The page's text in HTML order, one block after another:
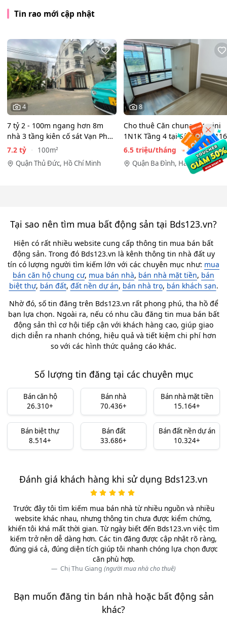
Tin rao mới cập nhật
4
7 tỷ 2 - 100m ngang hơn 8m
nhà 3 tầng kiên cố sát Vạn Phúc
City - HẺM XE HƠI…
7.2 tỷ
100m²
Quận Thủ Đức, Hồ Chí Minh
8
Cho thuê Căn chung cư mini
1N1K Tầng 4 tại Số 98 ngõ 116
Phan Kế Bính, Ba Đình.…
6.5 triệu/tháng
50m²
Quận Ba Đình, Hà Nội
Tại sao nên tìm mua bất động sản tại Bds123.vn?
Hiện có rất nhiều website cung cấp thông tin mua bán bất
động sản. Trong đó Bds123.vn là kênh thông tin nhà đất uy
tín có lượng người tìm kiếm lớn với các chuyên mục như: mua
bán căn hộ chung cư, mua bán nhà, bán nhà mặt tiền, bán
biệt thự, bán đất, đất nền dự án, bán nhà trọ, bán khách sạn.
Nhờ đó, số tin đăng trên Bds123.vn rất phong phú, tha hồ để
bạn lựa chọn. Ngoài ra, nếu có nhu cầu đăng tin mua bán bất
động sản thì cơ hội tiếp cận với khách hàng cao, giúp giao
dịch diễn ra nhanh chóng, hiệu quả và tiết kiệm chi phí hơn
so với các hình thức quảng cáo khác.
Số lượng tin đăng tại các chuyên mục
Bán căn hộ
26.310+
Bán nhà
70.436+
Bán nhà mặt tiền
15.164+
Bán biệt thự
8.514+
Bán đất
33.686+
Bán đất nền dự án
10.324+
Đánh giá khách hàng khi sử dụng Bds123.vn
Trước đây tôi tìm kiếm mua bán nhà từ nhiều nguồn và nhiều
website khác nhau, nhưng thông tin chưa được kiểm chứng,
khiến tôi khá mất thời gian. Từ ngày biết đến Bds123.vn việc tìm
kiếm trở nên dễ dàng hơn. Các tin đăng được cập nhật rõ ràng,
đúng giá cả, đúng diện tích giúp tôi nhanh chóng lựa chọn được
căn phù hợp.
Chị Thu Giang (người mua nhà cho thuê)
Bạn muốn đăng tin bán nhà hoặc bất động sản
khác?